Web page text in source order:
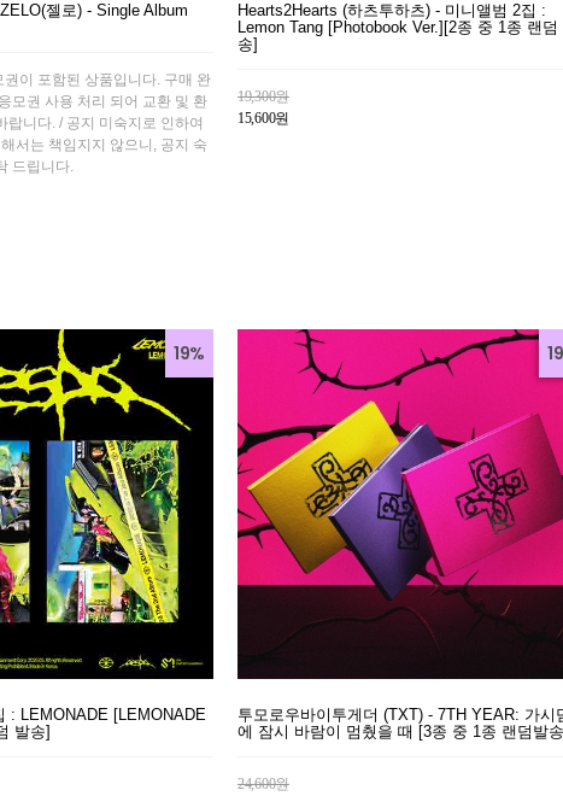
젤로) - Single Album
이 포함된 상품입니다. 구매 완
모권 사용 처리 되어 교환 및 환
랍니다. / 공지 미숙지로 인하여
서는 책임지지 않으니, 공지 숙
드립니다.
Hearts2Hearts (하츠투하츠) - 미니앨범 2집 :
Lemon Tang [Photobook Ver.][2종 중 1종 랜덤
송]
19,300원
15,600원
19%
: LEMONADE [LEMONADE
발송]
투모로우바이투게더 (TXT) - 7TH YEAR: 가시
에 잠시 바람이 멈췄을 때 [3종 중 1종 랜덤발
24,600원